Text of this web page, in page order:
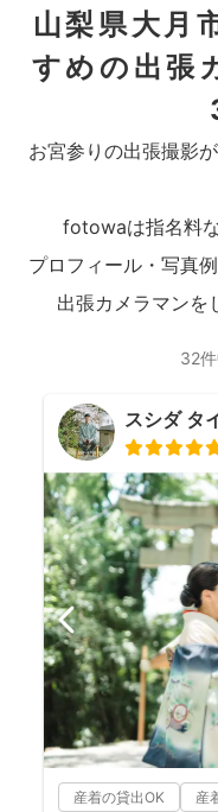
山梨県大月
すめの出張
お宮参りの出張撮影
fotowaは指名料
プロフィール・写真
出張カメラマンを
32
スシダ タ
産着の貸出OK 産